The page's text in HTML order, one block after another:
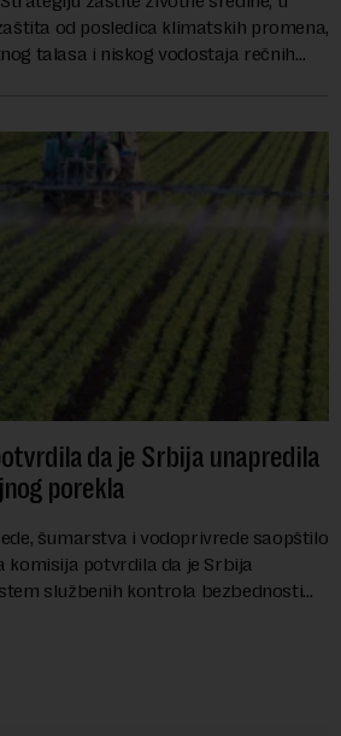
od posledica klimatskih promena,
talasa i niskog vodostaja rečnih
da je Srbija unapredila
porekla
šumarstva i vodoprivrede saopštilo
komisija potvrdila da je Srbija
službenih kontrola bezbednosti